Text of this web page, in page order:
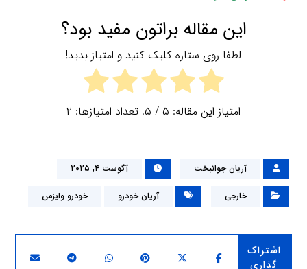
این مقاله براتون مفید بود؟
لطفا روی ستاره کلیک کنید و امتیاز بدید!
امتیاز این مقاله: ۵ / ۵. تعداد امتیازها: ۲
آریان جوانبخت آگوست ۴, ۲۰۲۵
خارجی آریان خودرو خودرو وایزمن